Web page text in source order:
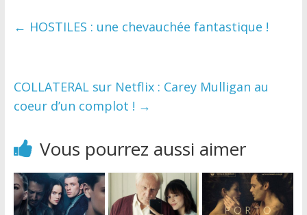
← HOSTILES : une chevauchée fantastique !
COLLATERAL sur Netflix : Carey Mulligan au
coeur d’un complot ! →
Vous pourrez aussi aimer